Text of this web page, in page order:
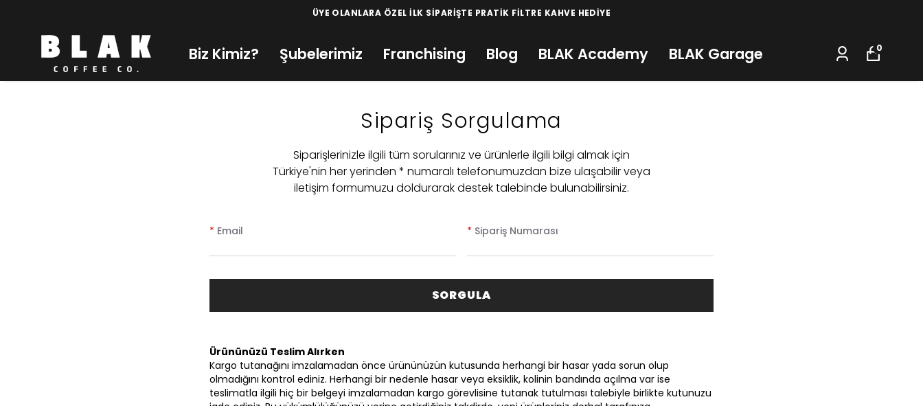
ÜYE OLANLARA ÖZEL İLK SİPARİŞTE PRATİK FİLTRE KAHVE HEDİYE
Biz Kimiz? Şubelerimiz Franchising Blog BLAK Academy BLAK Garage 0
Sipariş Sorgulama
Siparişlerinizle ilgili tüm sorularınız ve ürünlerle ilgili bilgi almak için
Türkiye'nin her yerinden * numaralı telefonumuzdan bize ulaşabilir veya
iletişim formumuzu doldurarak destek talebinde bulunabilirsiniz.
* Email * Sipariş Numarası
SORGULA
Ürününüzü Teslim Alırken
Kargo tutanağını imzalamadan önce ürününüzün kutusunda herhangi bir hasar yada sorun olup
olmadığını kontrol ediniz. Herhangi bir nedenle hasar veya eksiklik, kolinin bandında açılma var ise
teslimatla ilgili hiç bir belgeyi imzalamadan kargo görevlisine tutanak tutulması talebiyle birlikte kutunuzu